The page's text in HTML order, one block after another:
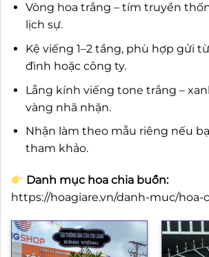
Vòng hoa trắng – tím truyền
lịch sự.
Kệ viếng 1–2 tầng, phù hợp gửi
đình hoặc công ty.
Lẵng kính viếng tone trắng –
vàng nhã nhặn.
Nhận làm theo mẫu riêng nếu
tham khảo.
Danh mục hoa chia buồn:
https://hoagiare.vn/danh-muc/hoa-